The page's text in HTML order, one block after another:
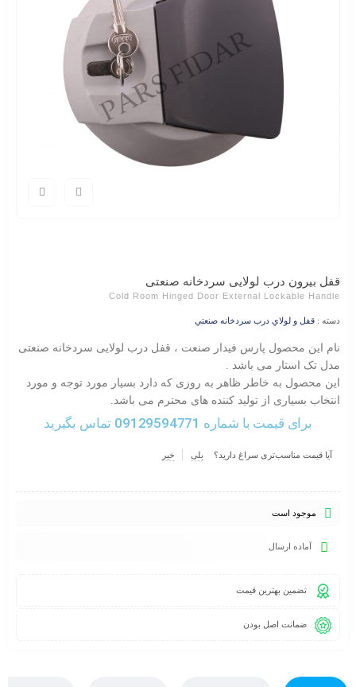
قفل بیرون درب لولایی سردخانه صنعتی
Cold Room Hinged Door External Lockable Handle
دسته : قفل و لولاي درب سردخانه صنعتي
نام این محصول پارس فیدار صنعت ، قفل درب لولایی سردخانه صنعتی
مدل تک استار می باشد .
این محصول به خاطر ظاهر به روزی که دارد بسیار مورد توجه و مورد
انتخاب بسیاری از تولید کننده های محترم می باشد.
برای قیمت با شماره 09129594771 تماس بگیرید
آیا قیمت مناسب‌تری سراغ دارید؟ بلی خیر
موجود است
آماده ارسال
تضمین بهترین قیمت
ضمانت اصل بودن